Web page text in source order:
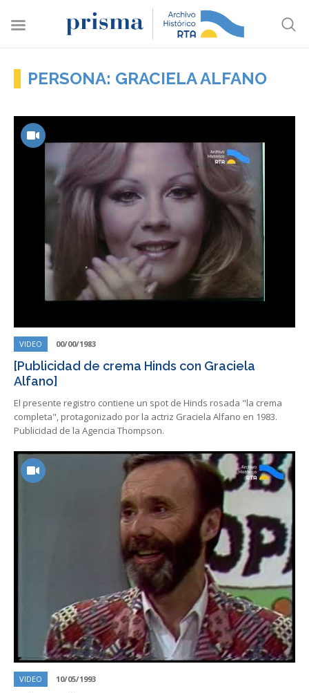
PERSONA: GRACIELA ALFANO
VIDEO 00/00/1983
[Publicidad de crema Hinds con Graciela
Alfano]
El presente registro contiene un spot de Hinds rosada "la crema
completa", protagonizado por la actriz Graciela Alfano en 1983.
Publicidad de la Agencia Thompson.
VIDEO 10/05/1993